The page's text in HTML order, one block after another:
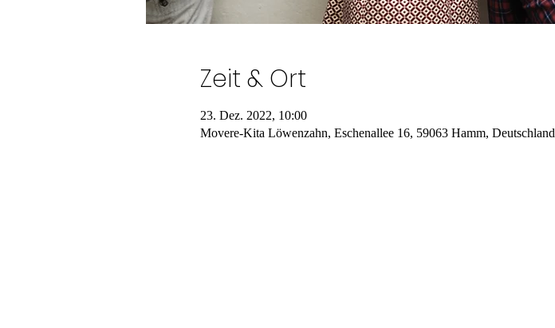
Zeit & Ort
23. Dez. 2022, 10:00
Movere-Kita Löwenzahn, Eschenallee 16, 59063 Hamm, Deutschland